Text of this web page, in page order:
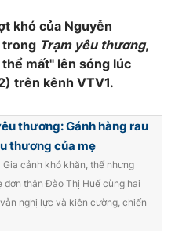
khó của Nguyễn
trong Trạm yêu thương,
mất" lên sóng lúc
trên kênh VTV1.
thương: Gánh hàng rau
thương của mẹ
Gia cảnh khó khăn, thế nhưng
đơn thân Đào Thị Huế cùng hai
nghị lực và kiên cường, chiến